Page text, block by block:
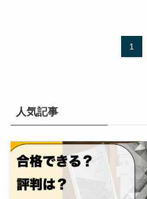
1
人気記事